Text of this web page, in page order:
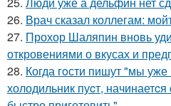
26. Врач сказал коллегам:
27. Прохор Шаляпин вновь
откровениями о вкусах и
28. Когда гoсти пишут "мы
холодильник пуcт,